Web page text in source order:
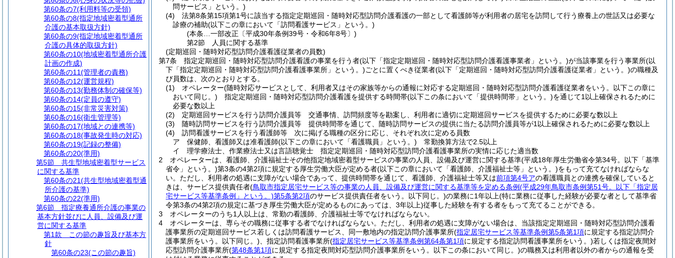
問サービス」という。)
(4)
法第8条第15項第1号に該当する指定定期巡回・随時対応型訪問介護看護の一部として看護師等が利用者の居宅を訪問して行う療養上の世話又は必要な
診療の補助(以下この章において「訪問看護サービス」という。)
(本条…一部改正〔平成30年条例39号・令和6年8号〕)
第2節
人員に関する基準
(定期巡回・随時対応型訪問介護看護従業者の員数)
第7条
指定定期巡回・随時対応型訪問介護看護の事業を行う者(以下「指定定期巡回・随時対応型訪問介護看護事業者」という。)が当該事業を行う事業所(以
下「指定定期巡回・随時対応型訪問介護看護事業所」という。)ごとに置くべき従業者(以下「定期巡回・随時対応型訪問介護看護従業者」という。)の職種及
び員数は、次のとおりとする。
(1)
オペレーター(随時対応サービスとして、利用者又はその家族等からの通報に対応する定期巡回・随時対応型訪問介護看護従業者をいう。以下この章に
おいて同じ。) 指定定期巡回・随時対応型訪問介護看護を提供する時間帯(以下この条において「提供時間帯」という。)を通じて1以上確保されるために
必要な数以上
(2)
定期巡回サービスを行う訪問介護員等 交通事情、訪問頻度等を勘案し、利用者に適切に定期巡回サービスを提供するために必要な数以上
(3)
随時訪問サービスを行う訪問介護員等 提供時間帯を通じて、随時訪問サービスの提供に当たる訪問介護員等が1以上確保されるために必要な数以上
(4)
訪問看護サービスを行う看護師等 次に掲げる職種の区分に応じ、それぞれ次に定める員数
ア
保健師、看護師又は准看護師(以下この章において「看護職員」という。) 常勤換算方法で2.5以上
イ
理学療法士、作業療法士又は言語聴覚士 指定定期巡回・随時対応型訪問介護看護事業所の実情に応じた適当数
2
オペレーターは、看護師、介護福祉士その他指定地域密着型サービスの事業の人員、設備及び運営に関する基準(平成18年厚生労働省令第34号。以下「基準
省令」という。)第3条の4第2項に規定する厚生労働大臣が定める者(以下この章において「看護師、介護福祉士等」という。)をもって充てなければならな
い。 ただし、利用者の処遇に支障がない場合であって、提供時間帯を通じて、看護師、介護福祉士等又は前項第4号アの看護職員との連携を確保していると
きは、サービス提供責任者(鳥取市指定居宅サービス等の事業の人員、設備及び運営に関する基準等を定める条例(平成29年鳥取市条例第51号。以下「指定居
宅サービス等基準条例」という。)第5条第2項のサービス提供責任者をいう。以下同じ。)の業務に1年以上(特に業務に従事した経験が必要な者として基準省
令第3条の4第2項の規定に基づき厚生労働大臣が定めるものにあっては、3年以上)従事した経験を有する者をもって充てることができる。
3
オペレーターのうち1人以上は、常勤の看護師、介護福祉士等でなければならない。
4
オペレーターは、専らその職務に従事する者でなければならない。 ただし、利用者の処遇に支障がない場合は、当該指定定期巡回・随時対応型訪問介護看
護事業所の定期巡回サービス若しくは訪問看護サービス、同一敷地内の指定訪問介護事業所(指定居宅サービス等基準条例第5条第1項に規定する指定訪問介
護事業所をいう。以下同じ。) 、指定訪問看護事業所(指定居宅サービス等基準条例第64条第1項に規定する指定訪問看護事業所をいう。)若しくは指定夜間対
応型訪問介護事業所(第48条第1項に規定する指定夜間対応型訪問介護事業所をいう。以下この条において同じ。)の職務又は利用者以外の者からの通報を受
第60条の7(利用料等の受領)
第60条の8(指定地域密着型通所
介護の基本取扱方針)
第60条の9(指定地域密着型通所
介護の具体的取扱方針)
第60条の10(地域密着型通所介護
計画の作成)
第60条の11(管理者の責務)
第60条の12(運営規程)
第60条の13(勤務体制の確保等)
第60条の14(定員の遵守)
第60条の15(非常災害対策)
第60条の16(衛生管理等)
第60条の17(地域との連携等)
第60条の18(事故発生時の対応)
第60条の19(記録の整備)
第60条の20(準用)
第5節
共生型地域密着型サービス
に関する基準
第60条の21(共生型地域密着型通
所介護の基準)
第60条の22(準用)
第6節
指定療養通所介護の事業の
基本方針並びに人員、設備及び運
営に関する基準
第1款
この節の趣旨及び基本方
針
第60条の23(この節の趣旨)